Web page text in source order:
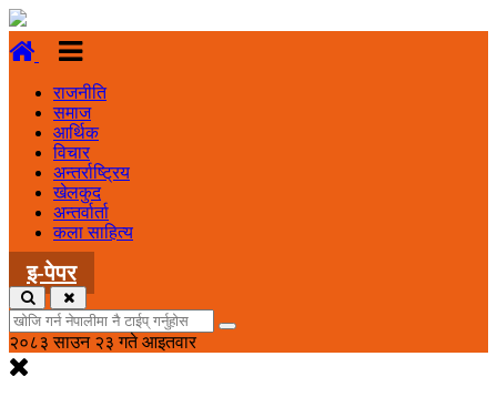
राजनीति
समाज
आर्थिक
विचार
अन्तर्राष्ट्रिय
खेलकुद
अन्तर्वार्ता
कला साहित्य
इ-पेपर
२०८३ साउन २३ गते आइतवार